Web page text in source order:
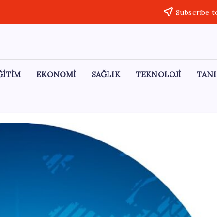
Subscribe
EKONOMİ SAĞLIK TEKNOLOJİ